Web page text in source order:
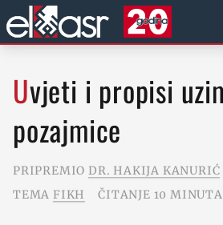
Uvjeti i propisi uzimanja
pozajmice
PRIPREMIO DR. HAKIJA KANURIĆ
TEMA FIKH ČITANJE 10 MINUTA